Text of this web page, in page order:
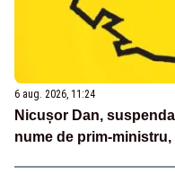
6 aug. 2026, 11:24
Nicușor Dan,
nume de prim-